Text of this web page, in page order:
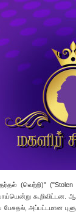
(வெற்றி)"
கூறிவிட்டன.
பேசுதல், அப்பட்டமான